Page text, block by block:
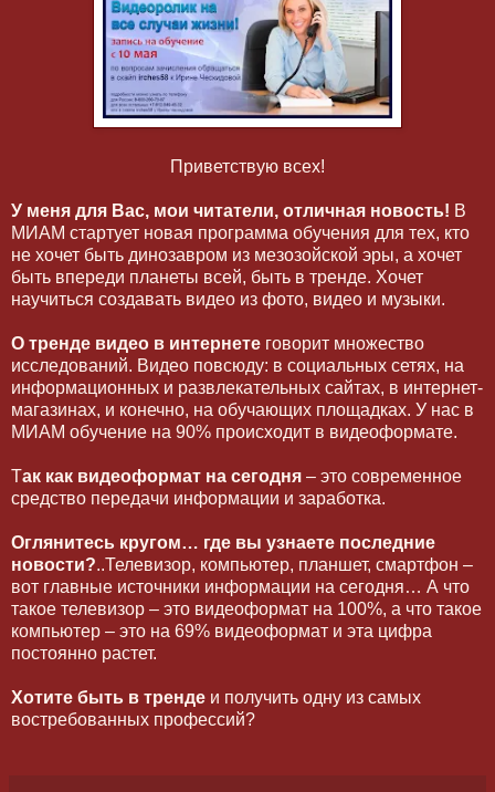
Приветствую всех!
У меня для Вас, мои читатели, отличная новость! В
МИАМ стартует новая программа обучения для тех, кто
не хочет быть динозавром из мезозойской эры, а хочет
быть впереди планеты всей, быть в тренде. Хочет
научиться создавать видео из фото, видео и музыки.
О тренде видео в интернете говорит множество
исследований. Видео повсюду: в социальных сетях, на
информационных и развлекательных сайтах, в интернет-
магазинах, и конечно, на обучающих площадках. У нас в
МИАМ обучение на 90% происходит в видеоформате.
Так как видеоформат на сегодня – это современное
средство передачи информации и заработка.
Оглянитесь кругом… где вы узнаете последние
новости?..Телевизор, компьютер, планшет, смартфон –
вот главные источники информации на сегодня… А что
такое телевизор – это видеоформат на 100%, а что такое
компьютер – это на 69% видеоформат и эта цифра
постоянно растет.
Хотите быть в тренде и получить одну из самых
востребованных профессий?